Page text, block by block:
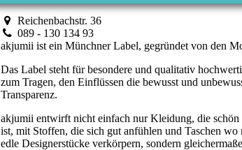
Reichenbachstr. 36
089 - 130 134 93
akjumii ist ein Münchner Label, gegründet von den
Das Label steht für besondere und qualitativ
zum Tragen, den Einflüssen die bewusst und
Transparenz.
akjumii entwirft nicht einfach nur Kleidung, die
ist, mit Stoffen, die sich gut anfühlen und Taschen
edle Designerstücke verkörpern, sondern